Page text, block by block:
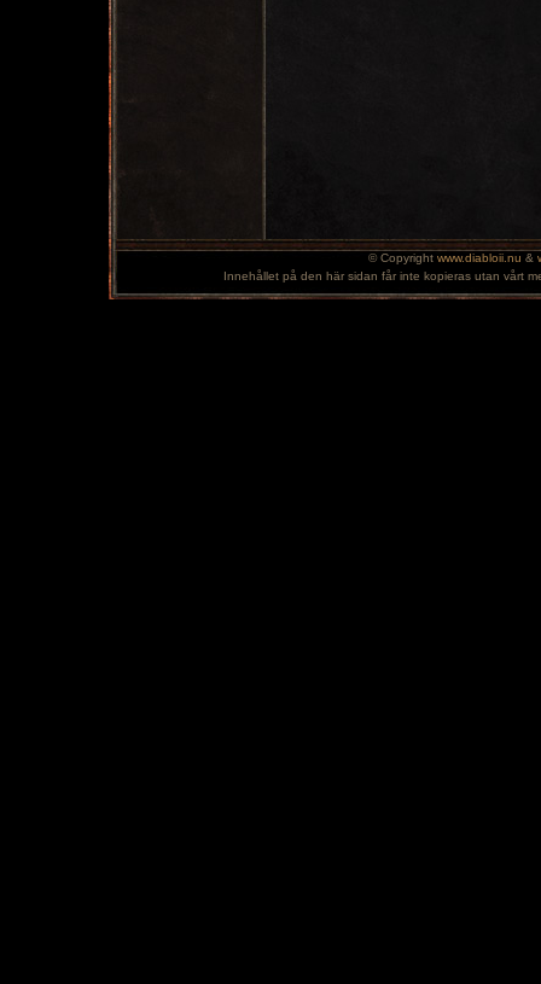
© Copyright www.diabloii.nu &
Innehållet på den här sidan får inte kopieras utan vårt